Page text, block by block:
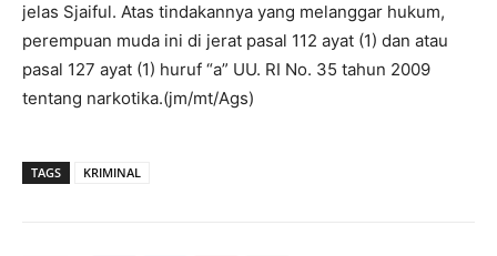
jelas Sjaiful. Atas tindakannya yang melanggar hukum,
perempuan muda ini di jerat pasal 112 ayat (1) dan atau
pasal 127 ayat (1) huruf “a” UU. RI No. 35 tahun 2009
tentang narkotika.(jm/mt/Ags)
TAGS KRIMINAL